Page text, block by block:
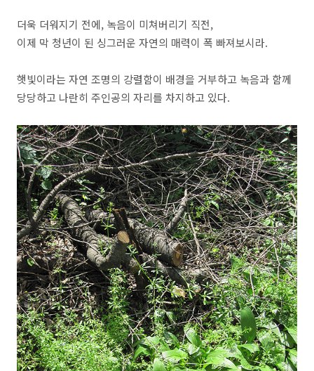
더욱 더워지기 전에, 녹음이 미쳐버리기 직전,
이제 막 청년이 된 싱그러운 자연의 매력이 폭 빠져보시라.
햇빛이라는 자연 조명의 강렬함이 배경을 거부하고 녹음과 함께
당당하고 나란히 주인공의 자리를 차지하고 있다.